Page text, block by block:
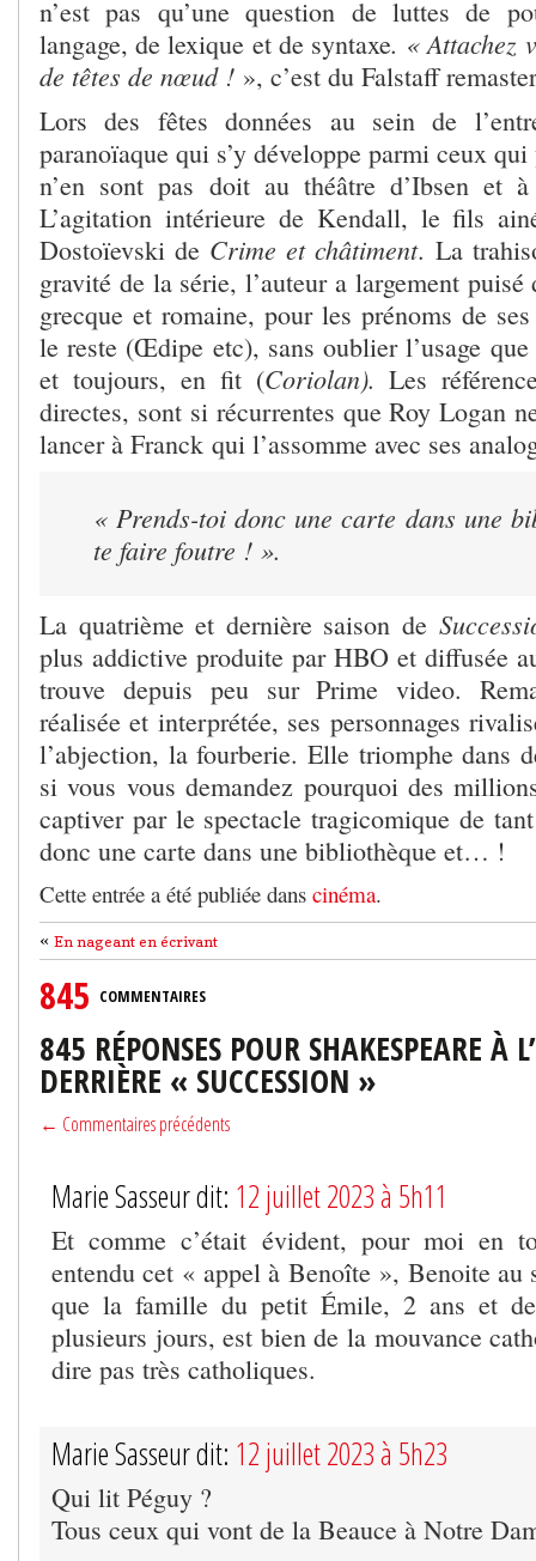
n’est pas qu’une question de luttes de
langage, de lexique et de syntaxe. « Attachez
de têtes de nœud ! », c’est du Falstaff
Lors des fêtes données au sein de
paranoïaque qui s’y développe parmi ceux
n’en sont pas doit au théâtre d’Ibsen et
L’agitation intérieure de Kendall, le fils
Dostoïevski de Crime et châtiment. La
gravité de la série, l’auteur a largement
grecque et romaine, pour les prénoms de
le reste (Œdipe etc), sans oublier l’usage que
et toujours, en fit (Coriolan). Les
directes, sont si récurrentes que Roy Logan
lancer à Franck qui l’assomme avec ses
« Prends-toi donc une carte dans une
te faire foutre ! ».
La quatrième et dernière saison de
plus addictive produite par HBO et diffusée
trouve depuis peu sur Prime video.
réalisée et interprétée, ses personnages
l’abjection, la fourberie. Elle triomphe dans
si vous vous demandez pourquoi des
captiver par le spectacle tragicomique de
donc une carte dans une bibliothèque et… !
Cette entrée a été publiée dans cinéma.
« En nageant en écrivant
845 COMMENTAIRES
845 RÉPONSES POUR SHAKESPEARE À
DERRIÈRE « SUCCESSION »
← Commentaires précédents
Marie Sasseur dit: 12 juillet 2023 à 5h11
Et comme c’était évident, pour moi en
entendu cet « appel à Benoîte », Benoite au
que la famille du petit Émile, 2 ans et
plusieurs jours, est bien de la mouvance
dire pas très catholiques.
Marie Sasseur dit: 12 juillet 2023 à 5h23
Qui lit Péguy ?
Tous ceux qui vont de la Beauce à Notre